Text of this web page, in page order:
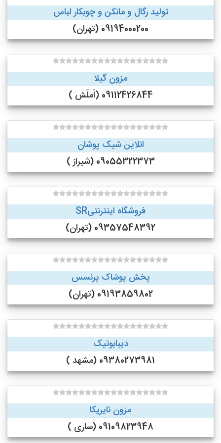
تولید رگال و مانکن و چوبکار لباس
09194000200 (تهران)
مزون گیلا
09112426844 (اَملَش )
انلاین شیک پوشان
09055322373 (شیراز )
فروشگاه اینترنتیSR
09357548392 (تهران)
پخش پوشاک پرنسس
09193859802 (تهران)
دیبابوتیک
09380273981 (مشهد )
مزون نایریکا
09109823948 (ساری )